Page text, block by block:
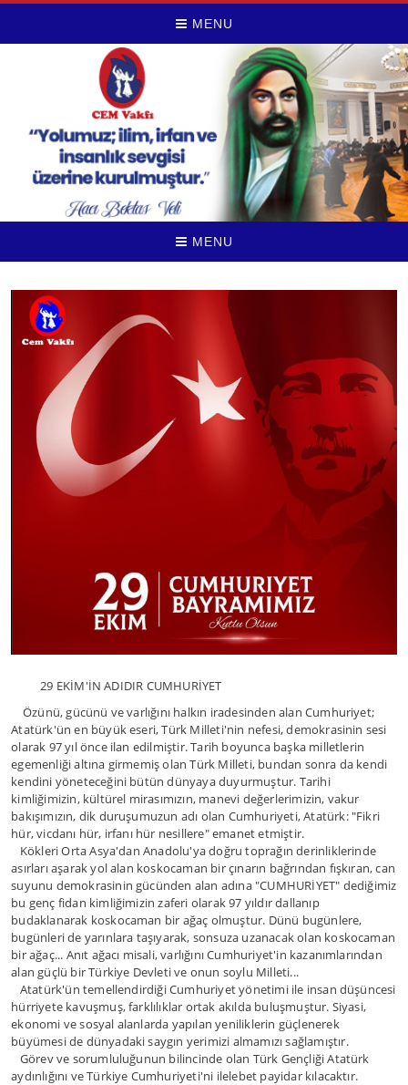
MENU
MENU
29 EKİM'İN ADIDIR CUMHURİYET
Özünü, gücünü ve varlığını halkın iradesinden alan Cumhuriyet;
Atatürk'ün en büyük eseri, Türk Milleti'nin nefesi, demokrasinin sesi
olarak 97 yıl önce ilan edilmiştir. Tarih boyunca başka milletlerin
egemenliği altına girmemiş olan Türk Milleti, bundan sonra da kendi
kendini yöneteceğini bütün dünyaya duyurmuştur. Tarihi
kimliğimizin, kültürel mirasımızın, manevi değerlerimizin, vakur
bakışımızın, dik duruşumuzun adı olan Cumhuriyeti, Atatürk: "Fikri
hür, vicdanı hür, irfanı hür nesillere" emanet etmiştir.
Kökleri Orta Asya'dan Anadolu'ya doğru toprağın derinliklerinde
asırları aşarak yol alan koskocaman bir çınarın bağrından fışkıran, can
suyunu demokrasinin gücünden alan adına "CUMHURİYET" dediğimiz
bu genç fidan kimliğimizin zaferi olarak 97 yıldır dallanıp
budaklanarak koskocaman bir ağaç olmuştur. Dünü bugünlere,
bugünleri de yarınlara taşıyarak, sonsuza uzanacak olan koskocaman
bir ağaç... Anıt ağacı misali, varlığını Cumhuriyet'in kazanımlarından
alan güçlü bir Türkiye Devleti ve onun soylu Milleti...
Atatürk'ün temellendirdiği Cumhuriyet yönetimi ile insan düşüncesi
hürriyete kavuşmuş, farklılıklar ortak akılda buluşmuştur. Siyasi,
ekonomi ve sosyal alanlarda yapılan yeniliklerin güçlenerek
büyümesi de dünyadaki saygın yerimizi almamızı sağlamıştır.
Görev ve sorumluluğunun bilincinde olan Türk Gençliği Atatürk
aydınlığını ve Türkiye Cumhuriyeti'ni ilelebet payidar kılacaktır.